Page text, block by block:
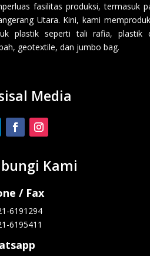
fasilitas produksi, termasuk
Utara. Kini, kami
plastik seperti tali rafia, plastik
geotextile, dan jumbo bag.
Media
Kami
/ Fax
6191294
6195411